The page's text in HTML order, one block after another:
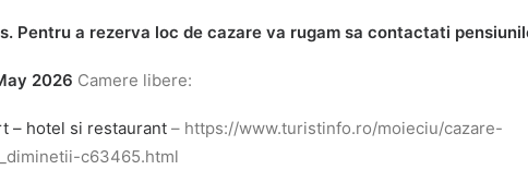
Pentru a rezerva loc de cazare va rugam sa contactati
2026 Camere libere:
– hotel si restaurant – https://www.turistinfo.ro/moieciu/cazare-
c63465.html